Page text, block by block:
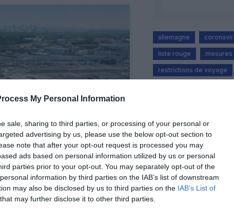
My Personal Information
sale, sharing to third parties, or processing of your personal or
advertising by us, please use the below opt-out section to
note that after your opt-out request is processed you may
ads based on personal information utilized by us or personal
parties prior to your opt-out. You may separately opt-out of the
information by third parties on the IAB’s list of downstream
may also be disclosed by us to third parties on the IAB’s List of
that may further disclose it to other third parties.
allemagne
liste rouge mesures
restrictions de voyage
LIRE